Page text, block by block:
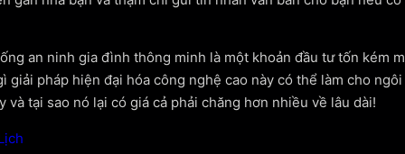
an ninh gia đình thông minh là một khoản đầu tư tốn kém
pháp hiện đại hóa công nghệ cao này có thể làm cho
tại sao nó lại có giá cả phải chăng hơn nhiều về lâu dài!